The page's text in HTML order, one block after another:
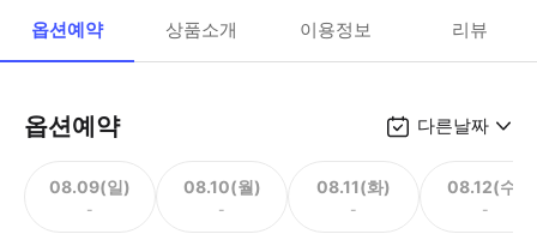
옵션예약 상품소개 이용정보 리뷰
옵션예약 다른날짜
08.09(일)
-
08.10(월)
-
08.11(화)
-
08.12(수)
-